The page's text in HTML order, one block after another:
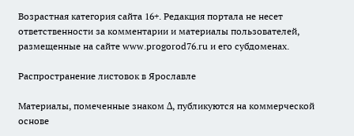
Возрастная категория сайта 16+. Редакция портала не несет
ответственности за комментарии и материалы пользователей,
размещенные на сайте www.progorod76.ru и его субдоменах.
Распространение листовок в Ярославле
Материалы, помеченные знаком ∆, публикуются на коммерческой
основе